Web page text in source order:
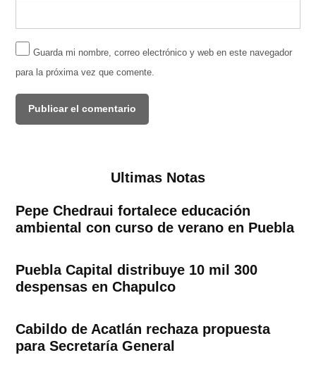
Guarda mi nombre, correo electrónico y web en este navegador
para la próxima vez que comente.
Ultimas Notas
Pepe Chedraui fortalece educación
ambiental con curso de verano en Puebla
Puebla Capital distribuye 10 mil 300
despensas en Chapulco
Cabildo de Acatlán rechaza propuesta
para Secretaría General